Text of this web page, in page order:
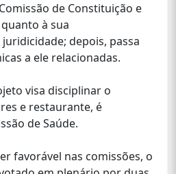
de Constituição e
à sua
depois, passa
a ele relacionadas.
visa disciplinar o
e restaurante, é
de Saúde.
favorável nas comissões, o